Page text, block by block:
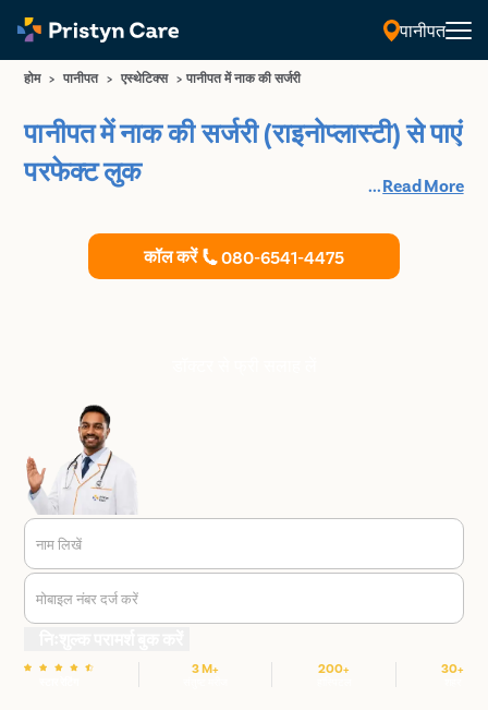
पानीपत
होम > पानीपत > एस्थेटिक्स > पानीपत में नाक की सर्जरी
पानीपत में नाक की सर्जरी (राइनोप्लास्टी) से पाएं
परफेक्ट लुक
...Read More
कॉल करें 080-6541-4475
नाम लिखें
मोबाइल नंबर दर्ज करें
3 M+ 200+ 30+